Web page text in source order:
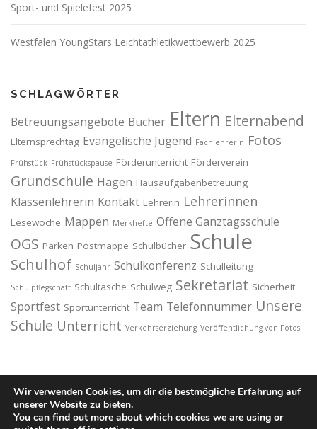
Sport- und Spielefest 2025
Westfalen YoungStars Leichtathletikwettbewerb 2025
SCHLAGWÖRTER
Betreuungsangebote Bücher Eltern Elternabend
Elternsprechtag Evangelische Jugend Fachlehrerin Fotos
Frühstück Frühstückspause Förderunterricht Förderverein
Grundschule Hagen Hausaufgabenbetreuung
Klassenlehrerin Kontakt Lehrerin Lehrerinnen
Lesewoche Mappen Merkhefte Offene Ganztagsschule
OGS Parken Postmappe Schulbücher Schule
Schulhof Schuljahr Schulkonferenz Schulleitung
Schulpflegschaft Schultasche Schulweg Sekretariat Sicherheit
Sportfest Sportunterricht Team Telefonnummer Unsere
Schule Unterricht Verkehrserziehung Veröffentlichung von Fotos
Wir verwenden Cookies, um dir die bestmögliche Erfahrung auf
unserer Website zu bieten.
You can find out more about which cookies we are using or